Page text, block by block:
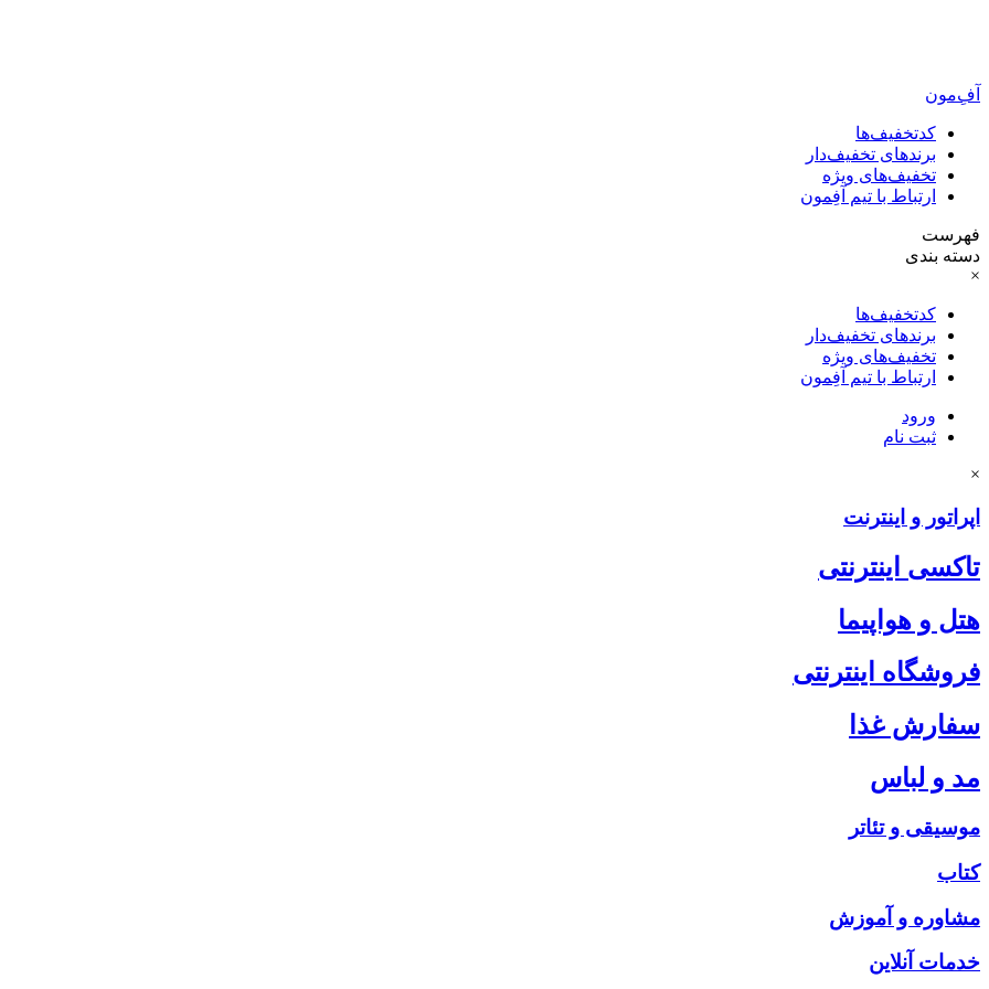
آفِ‌مون
کدتخفیف‌ها
برندهای تخفیف‌دار
تخفیف‌های ویژه
ارتباط با تیم آفِمون
فهرست
دسته بندی
×
کدتخفیف‌ها
برندهای تخفیف‌دار
تخفیف‌های ویژه
ارتباط با تیم آفِمون
ورود
ثبت نام
×
اپراتور و اینترنت
تاکسی اینترنتی
هتل و هواپیما
فروشگاه اینترنتی
سفارش غذا
مد و لباس
موسیقی و تئاتر
کتاب
مشاوره و آموزش
خدمات آنلاین